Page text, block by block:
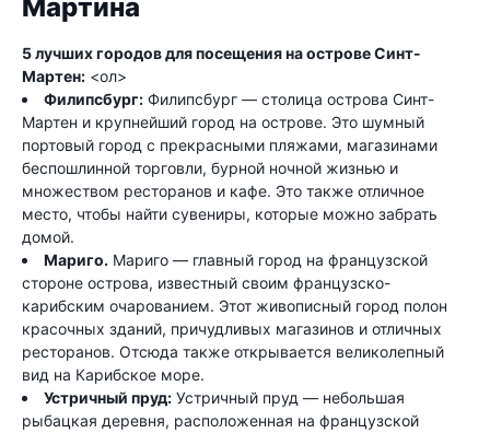
Мартина
5 лучших городов для посещения на острове Синт-
Мартен: <ол>
Филипсбург: Филипсбург — столица острова Синт-
Мартен и крупнейший город на острове. Это шумный
портовый город с прекрасными пляжами, магазинами
беспошлинной торговли, бурной ночной жизнью и
множеством ресторанов и кафе. Это также отличное
место, чтобы найти сувениры, которые можно забрать
домой.
Мариго. Мариго — главный город на французской
стороне острова, известный своим французско-
карибским очарованием. Этот живописный город полон
красочных зданий, причудливых магазинов и отличных
ресторанов. Отсюда также открывается великолепный
вид на Карибское море.
Устричный пруд: Устричный пруд — небольшая
рыбацкая деревня, расположенная на французской